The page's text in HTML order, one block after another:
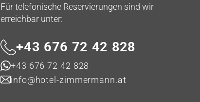
Für telefonische Reservierungen sind wir
erreichbar unter:
+43 676 72 42 828
+43 676 72 42 828
info@hotel-zimmermann.at